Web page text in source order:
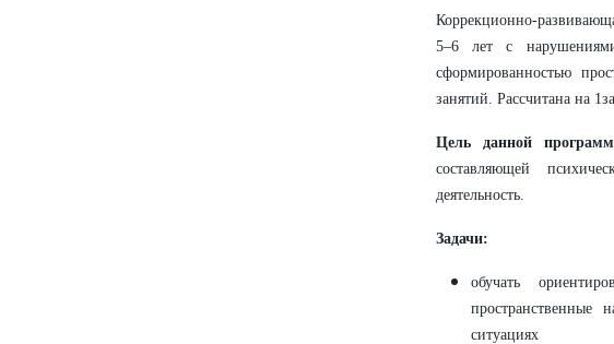
Коррекционно-
5–6 лет с
сформированностью
занятий. Рассчитана на
Цель данной
составляющей
деятельность.
Задачи:
обучать
пространственные
ситуациях